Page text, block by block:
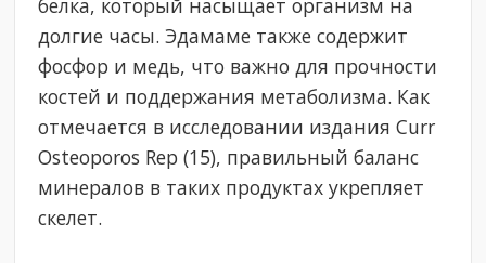
белка, который насыщает организм на
долгие часы. Эдамаме также содержит
фосфор и медь, что важно для прочности
костей и поддержания метаболизма. Как
отмечается в исследовании издания Curr
Osteoporos Rep (15), правильный баланс
минералов в таких продуктах укрепляет
скелет.